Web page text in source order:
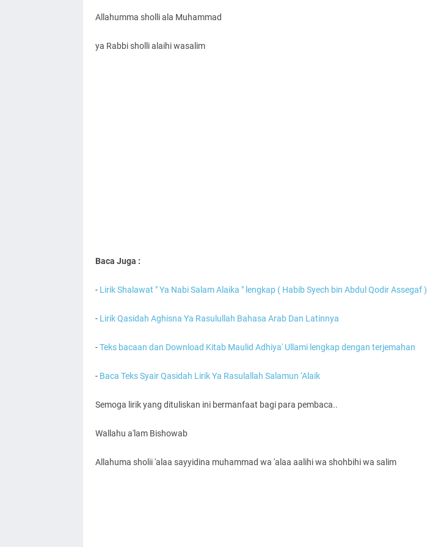
Allahumma sholli ala Muhammad
ya Rabbi sholli alaihi wasalim
Baca Juga :
- Lirik Shalawat " Ya Nabi Salam Alaika " lengkap ( Habib Syech bin Abdul Qodir Assegaf )
- Lirik Qasidah Aghisna Ya Rasulullah Bahasa Arab Dan Latinnya
-Teks bacaan dan Download Kitab Maulid Adhiya' Ullami lengkap dengan terjemahan
- Baca Teks Syair Qasidah Lirik Ya Rasulallah Salamun ‘Alaik
Semoga lirik yang dituliskan ini bermanfaat bagi para pembaca..
Wallahu a'lam Bishowab
Allahuma sholii 'alaa sayyidina muhammad wa 'alaa aalihi wa shohbihi wa salim